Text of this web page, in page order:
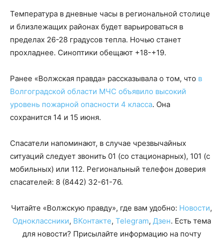
Температура в дневные часы в региональной столице
и близлежащих районах будет варьироваться в
пределах 26-28 градусов тепла. Ночью станет
прохладнее. Синоптики обещают +18-+19.
Ранее «Волжская правда» рассказывала о том, что в
Волгоградской области МЧС объявило высокий
уровень пожарной опасности 4 класса. Она
сохранится 14 и 15 июня.
Спасатели напоминают, в случае чрезвычайных
ситуаций следует звонить 01 (со стационарных), 101 (с
мобильных) или 112. Региональный телефон доверия
спасателей: 8 (8442) 32-61-76.
Читайте «Волжскую правду», где вам удобно: Новости,
Одноклассники, ВКонтакте, Telegram, Дзен. Есть тема
для новости? Присылайте информацию на почту